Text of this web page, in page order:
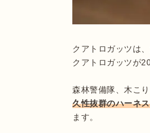
クアトロガッツは
クアトロガッツが
森林警備隊、木こ
久性抜群のハーネ
ます。